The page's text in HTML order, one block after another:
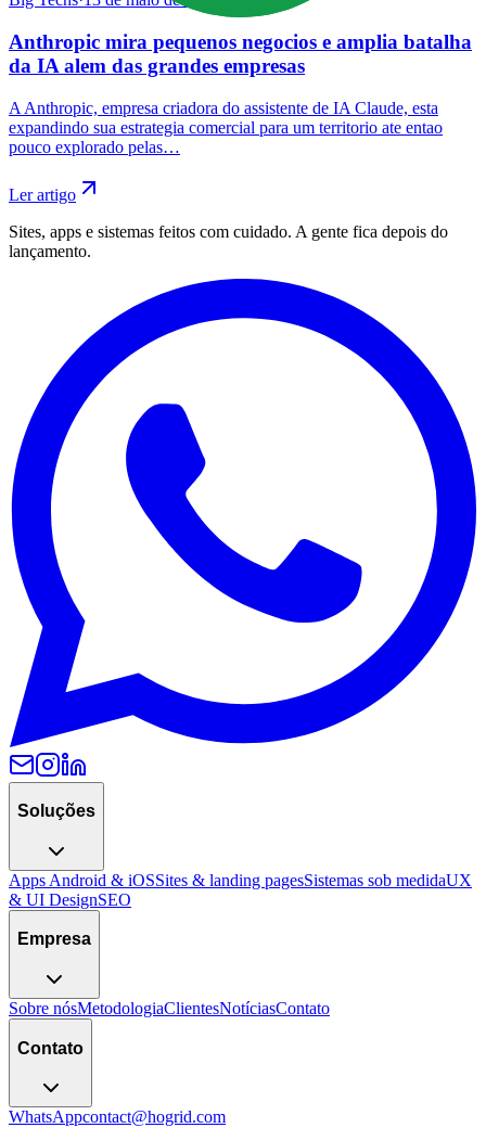
Anthropic mira pequenos negocios e amplia batalha
da IA alem das grandes empresas
A Anthropic, empresa criadora do assistente de IA Claude, esta
expandindo sua estrategia comercial para um territorio ate entao
pouco explorado pelas…
Ler artigo
Sites, apps e sistemas feitos com cuidado. A gente fica depois do
lançamento.
Soluções
Apps Android & iOSSites & landing pagesSistemas sob medidaUX
& UI DesignSEO
Empresa
Sobre nósMetodologiaClientesNotíciasContato
Contato
WhatsAppcontact@hogrid.com